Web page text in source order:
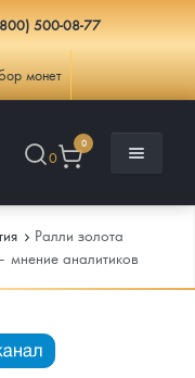
500-08-77
монет
0
0
Ралли золота
мнение аналитиков